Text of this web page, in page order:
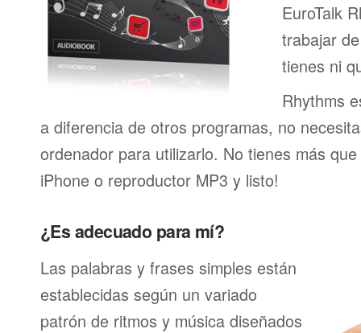
EuroTalk
trabajar
tienes ni
Rhythms
a diferencia de otros programas, no
ordenador para utilizarlo. No tienes más
iPhone o reproductor MP3 y listo!
¿Es adecuado para mí?
Las palabras y frases simples están
establecidas según un variado
patrón de ritmos y música diseñados